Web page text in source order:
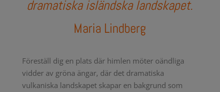
dramatiska isländska landskapet.
Maria Lindberg
Föreställ dig en plats där himlen möter oändliga
vidder av gröna ängar, där det dramatiska
vulkaniska landskapet skapar en bakgrund som